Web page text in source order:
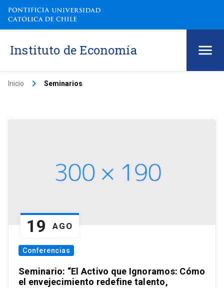
Instituto de Economía
Inicio keyboard_arrow_right Seminarios
19 AGO
Conferencias
Seminario: “El Activo que Ignoramos: Cómo
el envejecimiento redefine talento,